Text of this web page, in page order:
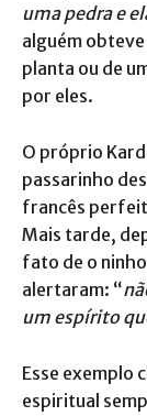
uma pedra e
alguém
planta ou de
por eles.
O próprio
passarinho
francês
Mais tarde,
fato de o
alertaram: “
um espírito
Esse exemplo
espiritual